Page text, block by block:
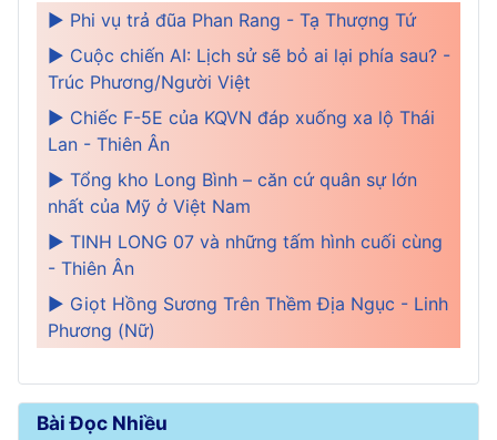
► Phi vụ trả đũa Phan Rang - Tạ Thượng Tứ
► Cuộc chiến AI: Lịch sử sẽ bỏ ai lại phía sau? -
Trúc Phương/Người Việt
► Chiếc F-5E của KQVN đáp xuống xa lộ Thái
Lan - Thiên Ân
► Tổng kho Long Bình – căn cứ quân sự lớn
nhất của Mỹ ở Việt Nam
► TINH LONG 07 và những tấm hình cuối cùng
- Thiên Ân
► Giọt Hồng Sương Trên Thềm Địa Ngục - Linh
Phương (Nữ)
Bài Đọc Nhiều